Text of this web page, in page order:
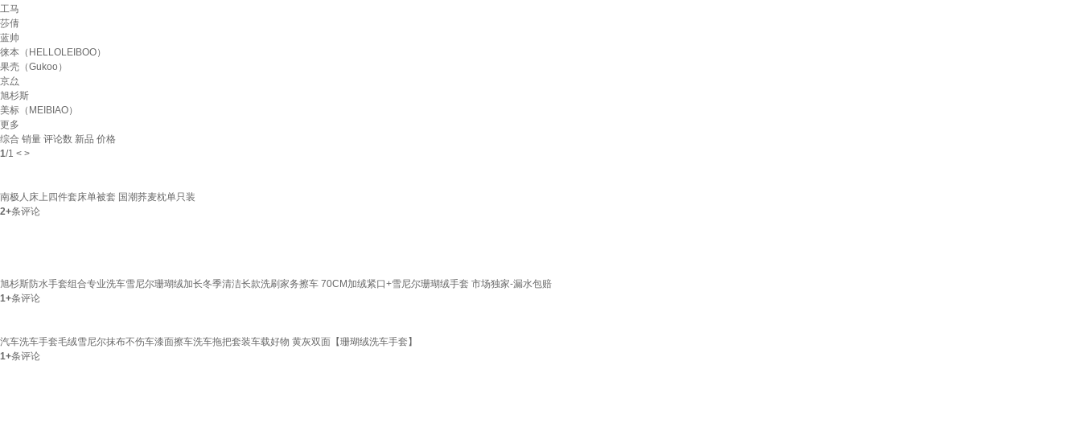
工马
莎倩
蓝帅
徕本（HELLOLEIBOO）
果壳（Gukoo）
京厽
旭杉斯
美标（MEIBIAO）
更多
综合 销量 评论数 新品 价格
1/1 < >
南极人床上四件套床单被套 国潮荞麦枕单只装
2+条评论
旭杉斯防水手套组合专业洗车雪尼尔珊瑚绒加长冬季清洁长款洗刷家务擦车 70CM加绒紧口+雪尼尔珊瑚绒手套 市场独家-漏水包赔
1+条评论
汽车洗车手套毛绒雪尼尔抹布不伤车漆面擦车洗车拖把套装车载好物 黄灰双面【珊瑚绒洗车手套】
1+条评论